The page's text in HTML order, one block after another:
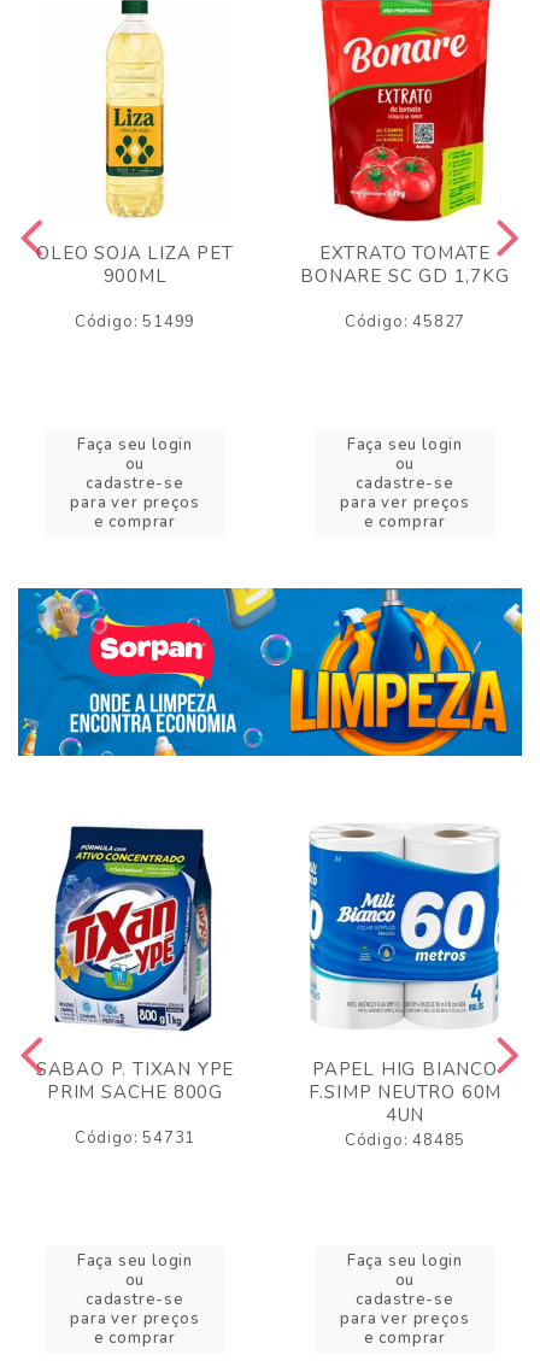
OLEO SOJA LIZA PET
900ML
Código: 51499
Faça seu login
ou
cadastre-se
para ver preços
e comprar
EXTRATO TOMATE
BONARE SC GD 1,7KG
Código: 45827
Faça seu login
ou
cadastre-se
para ver preços
e comprar
SABAO P. TIXAN YPE
PRIM SACHE 800G
Código: 54731
Faça seu login
ou
cadastre-se
para ver preços
e comprar
PAPEL HIG BIANCO
F.SIMP NEUTRO 60M
4UN
Código: 48485
Faça seu login
ou
cadastre-se
para ver preços
e comprar